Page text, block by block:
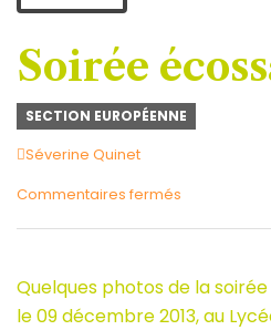
Soirée
SECTION EUROPÉENNE
Author
Séverine Quinet
Commentaires fermés
Quelques photos de la
le 09 décembre 2013, au